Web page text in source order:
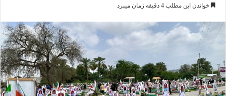
خواندن این مطلب 4 دقیقه زمان میبرد